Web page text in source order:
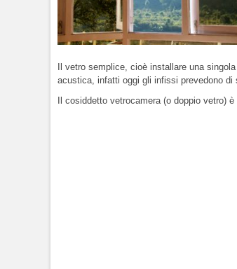
Il vetro semplice, cioè installare una
acustica, infatti oggi gli infissi prevedono di
Il cosiddetto vetrocamera (o doppio vetro)